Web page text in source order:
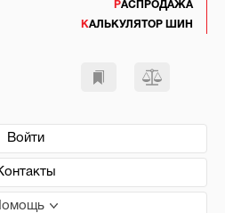
РАСПРОДАЖА
КАЛЬКУЛЯТОР ШИН
Войти